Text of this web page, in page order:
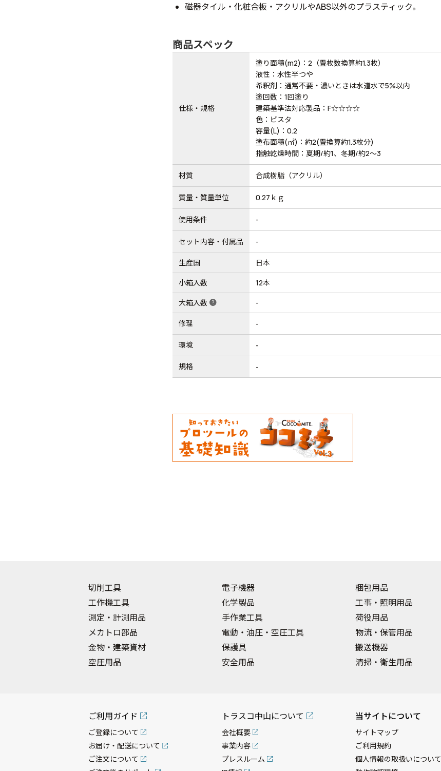
磁器タイル・化粧合板・アクリルやABS以外のプラスティック。
商品スペック
仕様・規格
塗り面積(m2)：2（畳枚数換算約1.3枚）
液性：水性半つや
希釈剤：通常不要・濃いときは水道水で5%以内
塗回数：1回塗り
建築基準法対応製品：F☆☆☆☆
色：ビスタ
容量(L)：0.2
塗布面積(㎡)：約2(畳換算約1.3枚分)
指触乾燥時間：夏期/約1、冬期/約2～3
材質 合成樹脂（アクリル）
質量・質量単位 0.27ｋｇ
使用条件 -
セット内容・付属品 -
生産国 日本
小箱入数 12本
大箱入数 help -
修理 -
環境 -
規格 -
切削工具
工作機工具
測定・計測用品
メカトロ部品
金物・建築資材
空圧用品
電子機器
化学製品
手作業工具
電動・油圧・空圧工具
保護具
安全用品
梱包用品
工事・照明用品
荷役用品
物流・保管用品
搬送機器
清掃・衛生用品
ご利用ガイド
ご登録について
お届け・配送について
ご注文について
トラスコ中山について
会社概要
事業内容
プレスルーム
当サイトについて
サイトマップ
ご利用規約
個人情報の取扱いについて